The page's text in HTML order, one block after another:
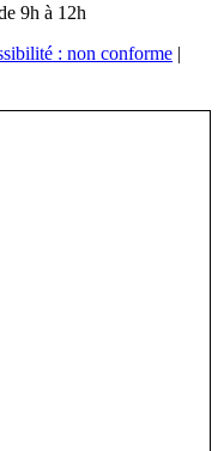
9h à 12h
: non conforme |